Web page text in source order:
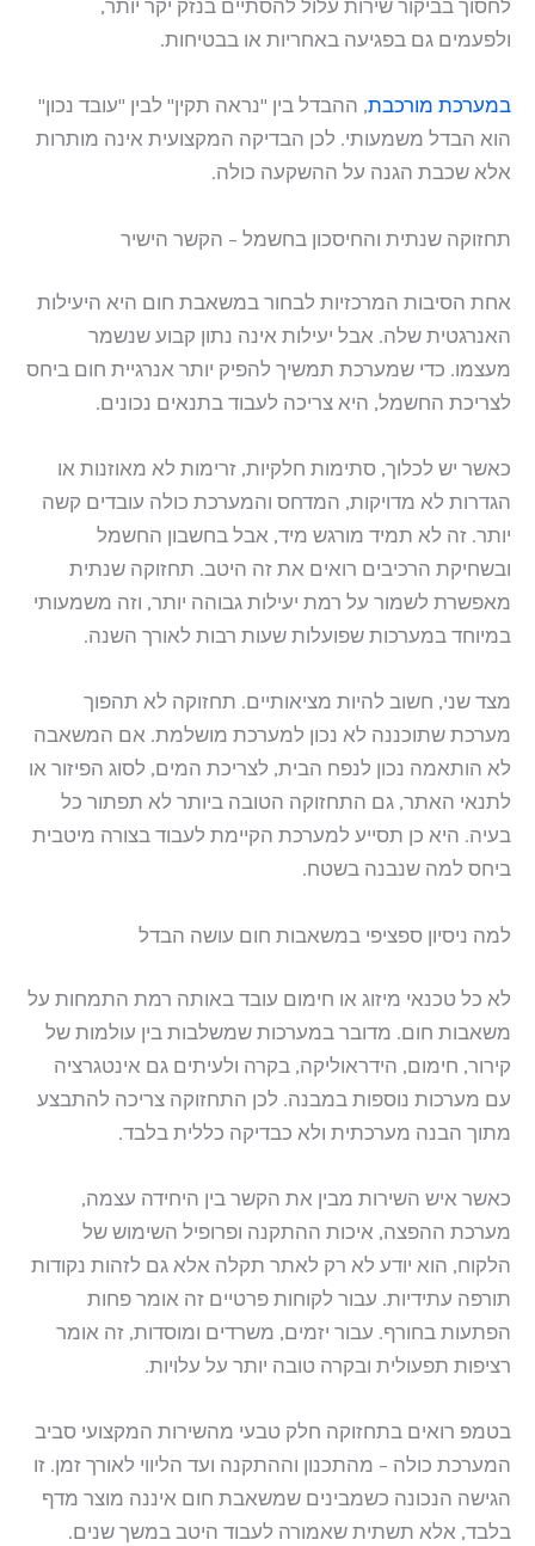
לחסוך בביקור שירות עלול להסתיים בנזק יקר יותר,
ולפעמים גם בפגיעה באחריות או בבטיחות.
במערכת מורכבת, ההבדל בין "נראה תקין" לבין "עובד נכון"
הוא הבדל משמעותי. לכן הבדיקה המקצועית אינה מותרות
אלא שכבת הגנה על ההשקעה כולה.
תחזוקה שנתית והחיסכון בחשמל – הקשר הישיר
אחת הסיבות המרכזיות לבחור במשאבת חום היא היעילות
האנרגטית שלה. אבל יעילות אינה נתון קבוע שנשמר
מעצמו. כדי שמערכת תמשיך להפיק יותר אנרגיית חום ביחס
לצריכת החשמל, היא צריכה לעבוד בתנאים נכונים.
כאשר יש לכלוך, סתימות חלקיות, זרימות לא מאוזנות או
הגדרות לא מדויקות, המדחס והמערכת כולה עובדים קשה
יותר. זה לא תמיד מורגש מיד, אבל בחשבון החשמל
ובשחיקת הרכיבים רואים את זה היטב. תחזוקה שנתית
מאפשרת לשמור על רמת יעילות גבוהה יותר, וזה משמעותי
במיוחד במערכות שפועלות שעות רבות לאורך השנה.
מצד שני, חשוב להיות מציאותיים. תחזוקה לא תהפוך
מערכת שתוכננה לא נכון למערכת מושלמת. אם המשאבה
לא הותאמה נכון לנפח הבית, לצריכת המים, לסוג הפיזור או
לתנאי האתר, גם התחזוקה הטובה ביותר לא תפתור כל
בעיה. היא כן תסייע למערכת הקיימת לעבוד בצורה מיטבית
ביחס למה שנבנה בשטח.
למה ניסיון ספציפי במשאבות חום עושה הבדל
לא כל טכנאי מיזוג או חימום עובד באותה רמת התמחות על
משאבות חום. מדובר במערכות שמשלבות בין עולמות של
קירור, חימום, הידראוליקה, בקרה ולעיתים גם אינטגרציה
עם מערכות נוספות במבנה. לכן התחזוקה צריכה להתבצע
מתוך הבנה מערכתית ולא כבדיקה כללית בלבד.
כאשר איש השירות מבין את הקשר בין היחידה עצמה,
מערכת ההפצה, איכות ההתקנה ופרופיל השימוש של
הלקוח, הוא יודע לא רק לאתר תקלה אלא גם לזהות נקודות
תורפה עתידיות. עבור לקוחות פרטיים זה אומר פחות
הפתעות בחורף. עבור יזמים, משרדים ומוסדות, זה אומר
רציפות תפעולית ובקרה טובה יותר על עלויות.
בטמפ רואים בתחזוקה חלק טבעי מהשירות המקצועי סביב
המערכת כולה – מהתכנון וההתקנה ועד הליווי לאורך זמן. זו
הגישה הנכונה כשמבינים שמשאבת חום איננה מוצר מדף
בלבד, אלא תשתית שאמורה לעבוד היטב במשך שנים.